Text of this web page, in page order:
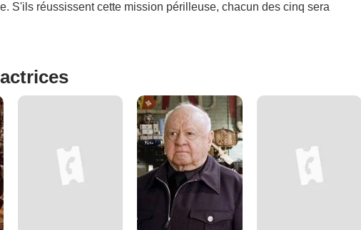
S'ils réussissent cette mission périlleuse, chacun des cinq sera